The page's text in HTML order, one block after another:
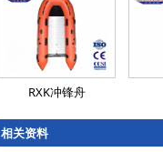
RXK冲锋舟
相关资料